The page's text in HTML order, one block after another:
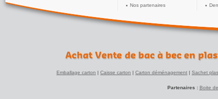
Nos partenaires
Emballage carton | Caisse carton | Carton déménagement | Sachet
Partenaires : Boite